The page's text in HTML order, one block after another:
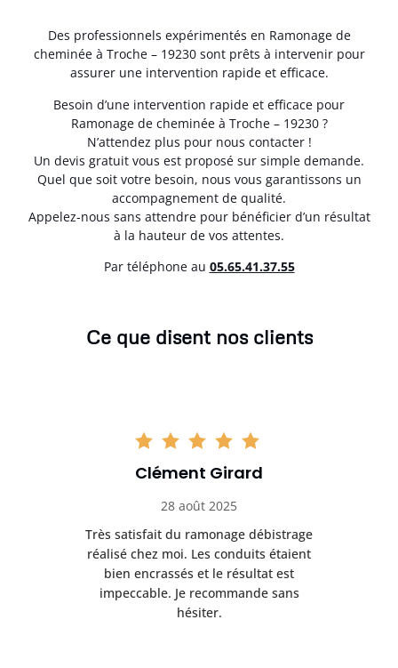
Des professionnels expérimentés en Ramonage de
cheminée à Troche – 19230 sont prêts à intervenir pour
assurer une intervention rapide et efficace.
Besoin d’une intervention rapide et efficace pour
Ramonage de cheminée à Troche – 19230 ?
N’attendez plus pour nous contacter !
Un devis gratuit vous est proposé sur simple demande.
Quel que soit votre besoin, nous vous garantissons un
accompagnement de qualité.
Appelez-nous sans attendre pour bénéficier d’un résultat
à la hauteur de vos attentes.
Par téléphone au 05.65.41.37.55
Ce que disent nos clients
Clément Girard
28 août 2025
Très satisfait du ramonage débistrage
réalisé chez moi. Les conduits étaient
bien encrassés et le résultat est
impeccable. Je recommande sans
hésiter.